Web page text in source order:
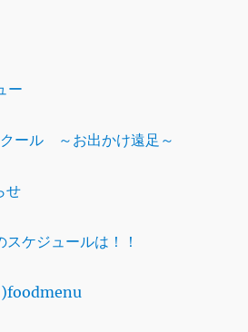
ー
ール ～お出かけ遠足～
せ
ケジュールは！！
)foodmenu